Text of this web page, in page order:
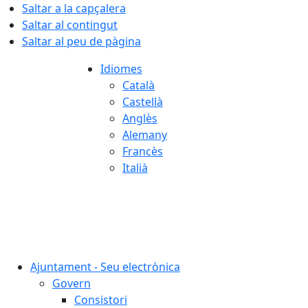
Saltar a la capçalera
Saltar al contingut
Saltar al peu de pàgina
Idiomes
Català
Castellà
Anglès
Alemany
Francès
Italià
Ajuntament - Seu electrònica
Govern
Consistori